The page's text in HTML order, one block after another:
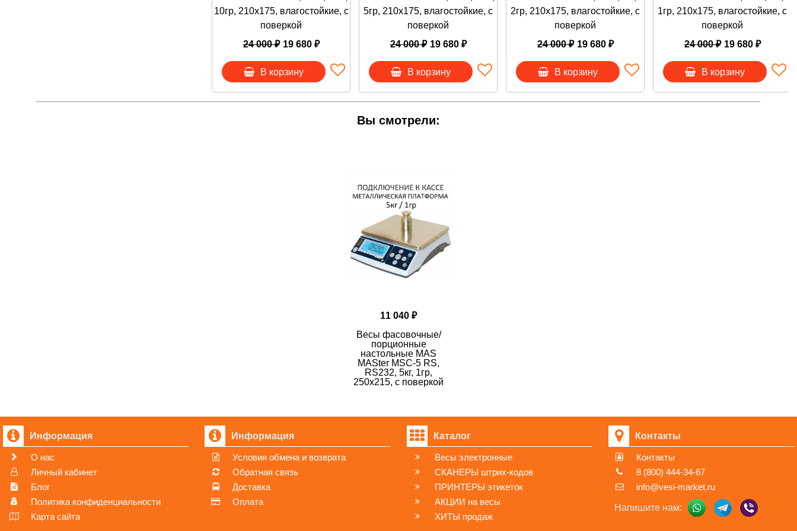
ЗАКАЗАТЬ ВЕСЫ можно любым удобным для Вас способом:
- либо через корзину кнопкой "В корзину";
- либо написать на почту
info@vesi-market.ru
- либо написать в ЧАТ на экране внизу справа;
- либо позвонить8 (913) 766-14-41
10гр, 210х175, влагостойкие, с
поверкой
24 000 ₽ 19 680 ₽
В корзину
5гр, 210х175, влагостойкие, с
поверкой
24 000 ₽ 19 680 ₽
В корзину
2гр, 210х175, влагостойкие, с
поверкой
24 000 ₽ 19 680 ₽
В корзину
1гр, 210х175, влагостойкие, с
поверкой
24 000 ₽ 19 680 ₽
В корзину
Вы смотрели:
11 040 ₽
Весы фасовочные/
порционные
настольные MAS
MASter MSC-5 RS,
RS232, 5кг, 1гр,
250х215, с поверкой
Информация
О нас
Личный кабинет
Блог
Политика конфиденциальности
Карта сайта
Информация
Условия обмена и возврата
Обратная связь
Доставка
Оплата
Каталог
Весы электронные
СКАНЕРЫ штрих-кодов
ПРИНТЕРЫ этикеток
АКЦИИ на весы
ХИТЫ продаж
Контакты
Контакты
8 (800) 444-34-67
info@vesi-market.ru
Напишите нам: